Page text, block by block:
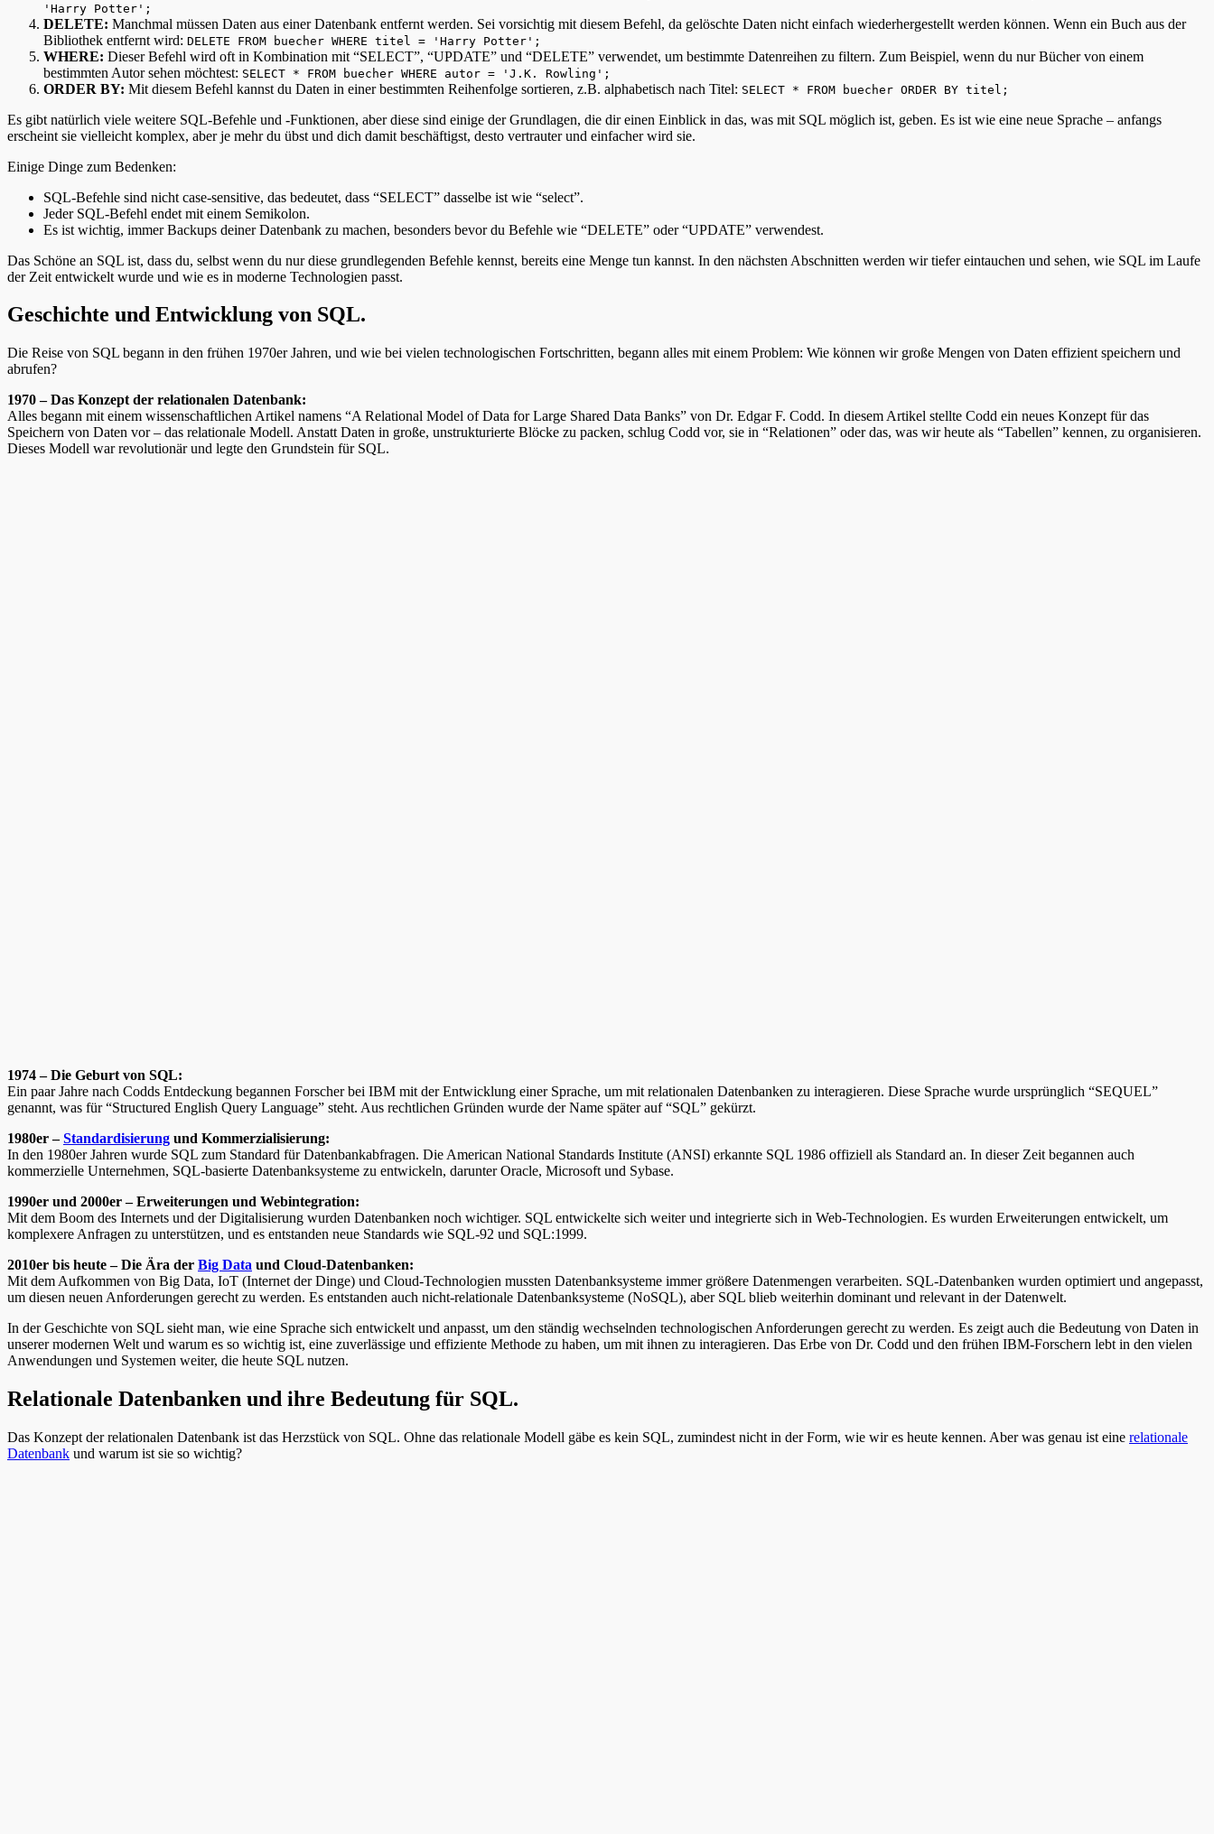
'Harry Potter';
DELETE: Manchmal müssen Daten aus einer Datenbank entfernt werden. Sei vorsichtig mit diesem Befehl, da gelöschte Daten nicht einfach wiederhergestellt werden können. Wenn ein Buch aus der
Bibliothek entfernt wird: DELETE FROM buecher WHERE titel = 'Harry Potter';
WHERE: Dieser Befehl wird oft in Kombination mit “SELECT”, “UPDATE” und “DELETE” verwendet, um bestimmte Datenreihen zu filtern. Zum Beispiel, wenn du nur Bücher von einem
bestimmten Autor sehen möchtest: SELECT * FROM buecher WHERE autor = 'J.K. Rowling';
ORDER BY: Mit diesem Befehl kannst du Daten in einer bestimmten Reihenfolge sortieren, z.B. alphabetisch nach Titel: SELECT * FROM buecher ORDER BY titel;
Es gibt natürlich viele weitere SQL-Befehle und -Funktionen, aber diese sind einige der Grundlagen, die dir einen Einblick in das, was mit SQL möglich ist, geben. Es ist wie eine neue Sprache – anfangs
erscheint sie vielleicht komplex, aber je mehr du übst und dich damit beschäftigst, desto vertrauter und einfacher wird sie.
Einige Dinge zum Bedenken:
SQL-Befehle sind nicht case-sensitive, das bedeutet, dass “SELECT” dasselbe ist wie “select”.
Jeder SQL-Befehl endet mit einem Semikolon.
Es ist wichtig, immer Backups deiner Datenbank zu machen, besonders bevor du Befehle wie “DELETE” oder “UPDATE” verwendest.
Das Schöne an SQL ist, dass du, selbst wenn du nur diese grundlegenden Befehle kennst, bereits eine Menge tun kannst. In den nächsten Abschnitten werden wir tiefer eintauchen und sehen, wie SQL im Laufe
der Zeit entwickelt wurde und wie es in moderne Technologien passt.
Geschichte und Entwicklung von SQL.
Die Reise von SQL begann in den frühen 1970er Jahren, und wie bei vielen technologischen Fortschritten, begann alles mit einem Problem: Wie können wir große Mengen von Daten effizient speichern und
abrufen?
1970 – Das Konzept der relationalen Datenbank:
Alles begann mit einem wissenschaftlichen Artikel namens “A Relational Model of Data for Large Shared Data Banks” von Dr. Edgar F. Codd. In diesem Artikel stellte Codd ein neues Konzept für das
Speichern von Daten vor – das relationale Modell. Anstatt Daten in große, unstrukturierte Blöcke zu packen, schlug Codd vor, sie in “Relationen” oder das, was wir heute als “Tabellen” kennen, zu organisieren.
Dieses Modell war revolutionär und legte den Grundstein für SQL.
1974 – Die Geburt von SQL:
Ein paar Jahre nach Codds Entdeckung begannen Forscher bei IBM mit der Entwicklung einer Sprache, um mit relationalen Datenbanken zu interagieren. Diese Sprache wurde ursprünglich “SEQUEL”
genannt, was für “Structured English Query Language” steht. Aus rechtlichen Gründen wurde der Name später auf “SQL” gekürzt.
1980er –Standardisierung und Kommerzialisierung:
In den 1980er Jahren wurde SQL zum Standard für Datenbankabfragen. Die American National Standards Institute (ANSI) erkannte SQL 1986 offiziell als Standard an. In dieser Zeit begannen auch
kommerzielle Unternehmen, SQL-basierte Datenbanksysteme zu entwickeln, darunter Oracle, Microsoft und Sybase.
1990er und 2000er – Erweiterungen und Webintegration:
Mit dem Boom des Internets und der Digitalisierung wurden Datenbanken noch wichtiger. SQL entwickelte sich weiter und integrierte sich in Web-Technologien. Es wurden Erweiterungen entwickelt, um
komplexere Anfragen zu unterstützen, und es entstanden neue Standards wie SQL-92 und SQL:1999.
2010er bis heute – Die Ära der Big Data und Cloud-Datenbanken:
Mit dem Aufkommen von Big Data, IoT (Internet der Dinge) und Cloud-Technologien mussten Datenbanksysteme immer größere Datenmengen verarbeiten. SQL-Datenbanken wurden optimiert und angepasst,
um diesen neuen Anforderungen gerecht zu werden. Es entstanden auch nicht-relationale Datenbanksysteme (NoSQL), aber SQL blieb weiterhin dominant und relevant in der Datenwelt.
In der Geschichte von SQL sieht man, wie eine Sprache sich entwickelt und anpasst, um den ständig wechselnden technologischen Anforderungen gerecht zu werden. Es zeigt auch die Bedeutung von Daten in
unserer modernen Welt und warum es so wichtig ist, eine zuverlässige und effiziente Methode zu haben, um mit ihnen zu interagieren. Das Erbe von Dr. Codd und den frühen IBM-Forschern lebt in den vielen
Anwendungen und Systemen weiter, die heute SQL nutzen.
Relationale Datenbanken und ihre Bedeutung für SQL.
Das Konzept der relationalen Datenbank ist das Herzstück von SQL. Ohne das relationale Modell gäbe es kein SQL, zumindest nicht in der Form, wie wir es heute kennen. Aber was genau ist eine relationale
Datenbank und warum ist sie so wichtig?